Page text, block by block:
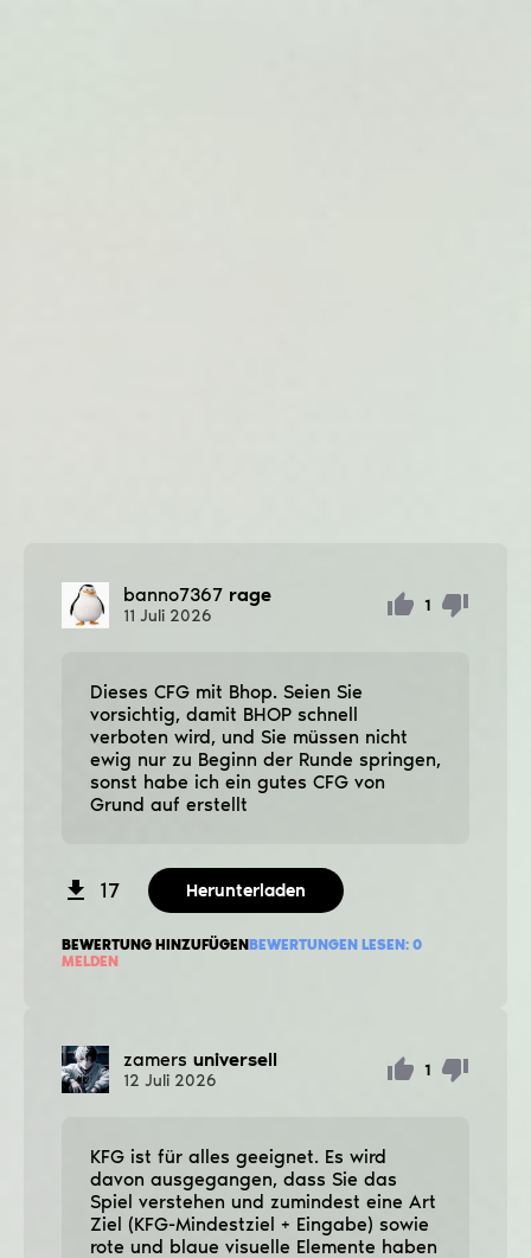
banno7367 rage
11 Juli 2026
1
Dieses CFG mit Bhop. Seien Sie
vorsichtig, damit BHOP schnell
verboten wird, und Sie müssen nicht
ewig nur zu Beginn der Runde springen,
sonst habe ich ein gutes CFG von
Grund auf erstellt
17 Herunterladen
BEWERTUNG HINZUFÜGENBEWERTUNGEN LESEN: 0
MELDEN
zamers universell
12 Juli 2026
1
KFG ist für alles geeignet. Es wird
davon ausgegangen, dass Sie das
Spiel verstehen und zumindest eine Art
Ziel (KFG-Mindestziel + Eingabe) sowie
rote und blaue visuelle Elemente haben